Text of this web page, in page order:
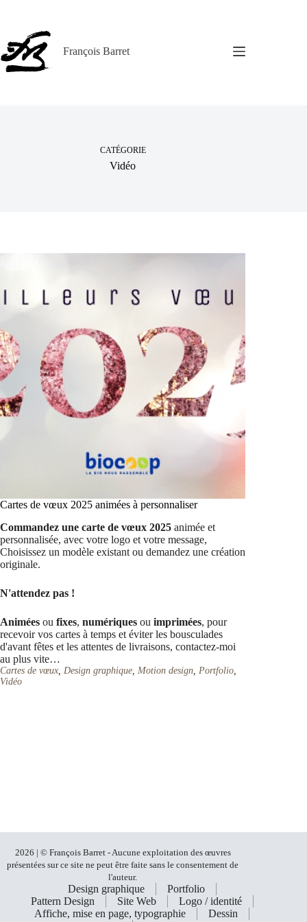
François Barret
CATÉGORIE
Vidéo
Cartes de vœux 2025 animées à person­naliser
Commandez une carte de vœux 2025 animée et
personnalisée, avec votre logo et votre message,
Choisissez un modèle existant ou demandez une création
originale.
N'attendez pas !
Animées ou fixes, numériques ou imprimées, pour
recevoir vos cartes à temps et éviter les bousculades
d'avant fêtes et les attentes de livraisons, contactez-moi
au plus vite…
Cartes de vœux, Design graphique, Motion design, Portfolio,
Vidéo
2026 | © François Barret - Aucune exploitation des œuvres
présentées sur ce site ne peut être faite sans le consentement de
l'auteur.
Design graphique
Portfolio
Pattern Design
Site Web
Logo / identité
Affiche, mise en page, typographie
Dessin